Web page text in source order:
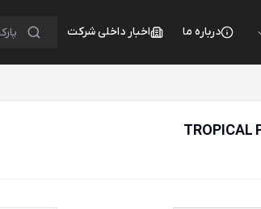
درباره ما اخبار داخلی شرکت